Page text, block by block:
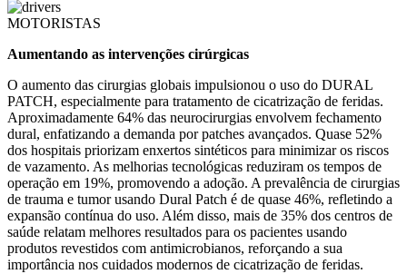
MOTORISTAS
Aumentando as intervenções cirúrgicas
O aumento das cirurgias globais impulsionou o uso do DURAL
PATCH, especialmente para tratamento de cicatrização de feridas.
Aproximadamente 64% das neurocirurgias envolvem fechamento
dural, enfatizando a demanda por patches avançados. Quase 52%
dos hospitais priorizam enxertos sintéticos para minimizar os riscos
de vazamento. As melhorias tecnológicas reduziram os tempos de
operação em 19%, promovendo a adoção. A prevalência de cirurgias
de trauma e tumor usando Dural Patch é de quase 46%, refletindo a
expansão contínua do uso. Além disso, mais de 35% dos centros de
saúde relatam melhores resultados para os pacientes usando
produtos revestidos com antimicrobianos, reforçando a sua
importância nos cuidados modernos de cicatrização de feridas.